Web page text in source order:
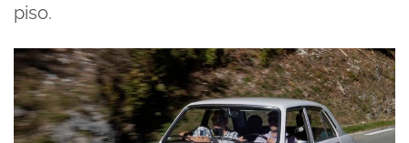
piso.